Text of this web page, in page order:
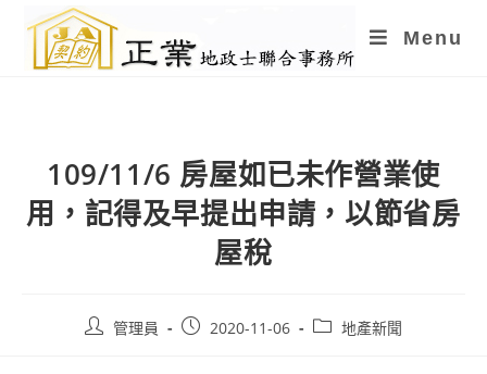
content
Menu
109/11/6 房屋如已未作營業使
用，記得及早提出申請，以節省房
屋稅
Post管理員
Post 2020-11-06
Post地產新聞